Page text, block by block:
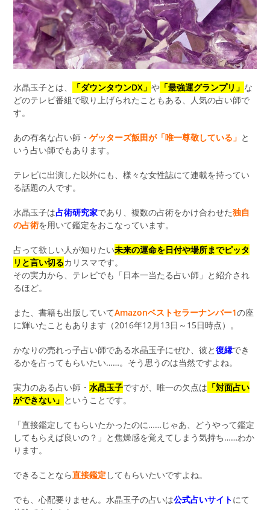
水晶玉子とは、 「ダウンタウンDX」や 「最強運グランプリ」 な
どのテレビ番組で取り上げられたこともある、人気の占い師で
す。
あの有名な占い師・ゲッターズ飯田が「唯一尊敬している」 と
いう占い師でもあります。
テレビに出演した以外にも、様々な女性誌にて連載を持ってい
る話題の人です。
水晶玉子は占術研究家であり、複数の占術をかけ合わせた独自
の占術を用いて鑑定をおこなっています。
占って欲しい人が知りたい未来の運命を日付や場所までピッタ
リと言い切るカリスマです。
その実力から、テレビでも「日本一当たる占い師」と紹介され
るほど。
また、書籍も出版していてAmazonベストセラーナンバー1の座
に輝いたこともあります（2016年12月13日～15日時点）。
かなりの売れっ子占い師である水晶玉子にぜひ、彼と復縁でき
るかを占ってもらいたい……。そう思うのは当然ですよね。
実力のある占い師・水晶玉子ですが、唯一の欠点は 「対面占い
ができない」 ということです。
「直接鑑定してもらいたかったのに……じゃあ、どうやって鑑定
してもらえば良いの？」と焦燥感を覚えてしまう気持ち……わか
ります。
できることなら直接鑑定 してもらいたいですよね。
でも、心配要りません。水晶玉子の占いは公式占いサイトにて